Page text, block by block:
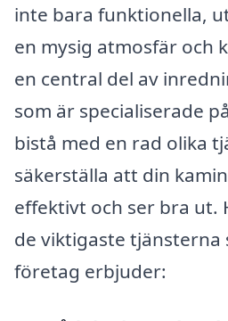
inte bara funktionella,
en mysig atmosfär och
en central del av
som är specialiserade
bistå med en rad olika
säkerställa att din
effektivt och ser bra ut.
de viktigaste tjänsterna
företag erbjuder: